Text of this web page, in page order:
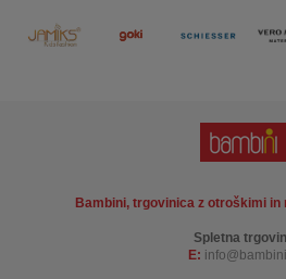
Bambini, trgovinica z otroškimi
Spletna
E: info